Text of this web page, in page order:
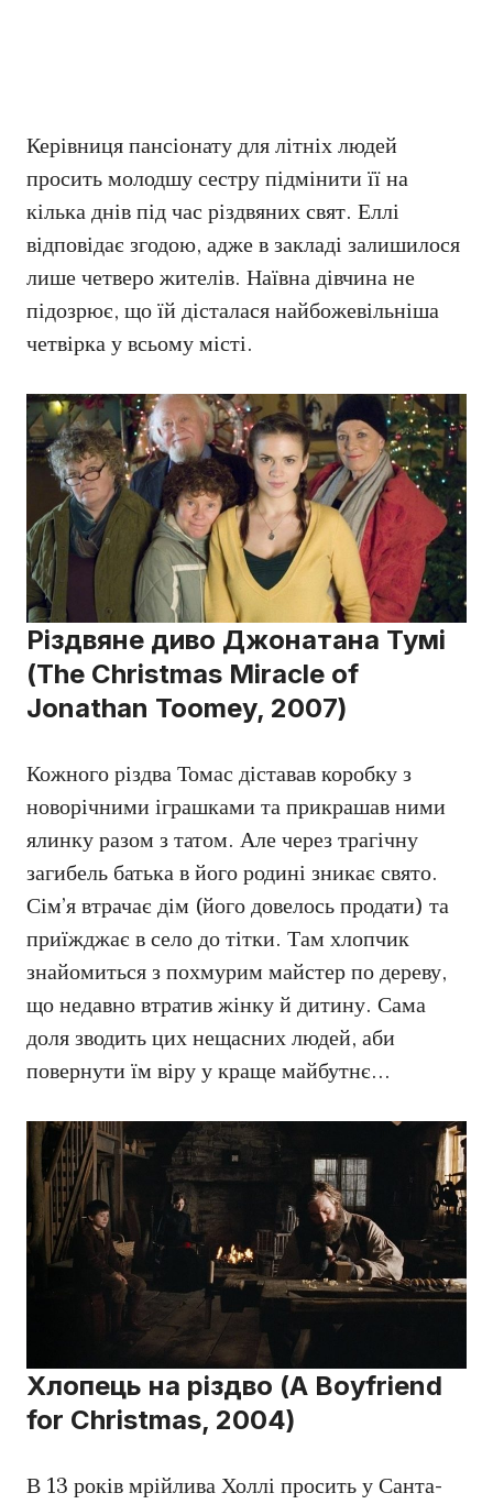
Керівниця пансіонату для літніх людей
просить молодшу сестру підмінити її на
кілька днів під час різдвяних свят. Еллі
відповідає згодою, адже в закладі залишилося
лише четверо жителів. Наївна дівчина не
підозрює, що їй дісталася найбожевільніша
четвірка у всьому місті.
Різдвяне диво Джонатана Тумі
(The Christmas Miracle of
Jonathan Toomey, 2007)
Кожного різдва Томас діставав коробку з
новорічними іграшками та прикрашав ними
ялинку разом з татом. Але через трагічну
загибель батька в його родині зникає свято.
Сім’я втрачає дім (його довелось продати) та
приїжджає в село до тітки. Там хлопчик
знайомиться з похмурим майстер по дереву,
що недавно втратив жінку й дитину. Сама
доля зводить цих нещасних людей, аби
повернути їм віру у краще майбутнє…
Хлопець на різдво (A Boyfriend
for Christmas, 2004)
В 13 років мрійлива Холлі просить у Санта-